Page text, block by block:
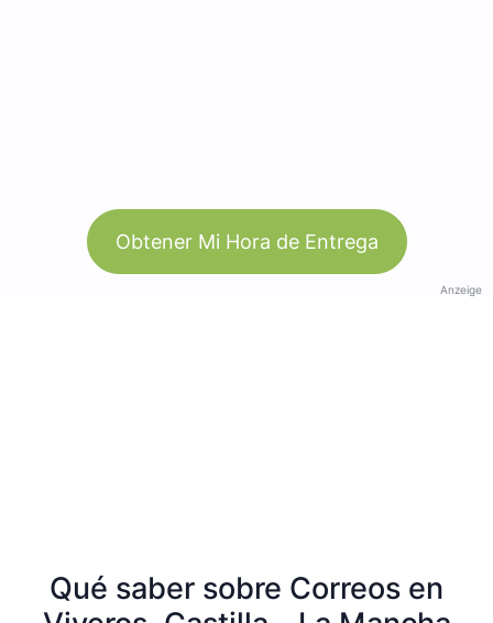
Obtener Mi Hora de Entrega
Anzeige
Qué saber sobre Correos en